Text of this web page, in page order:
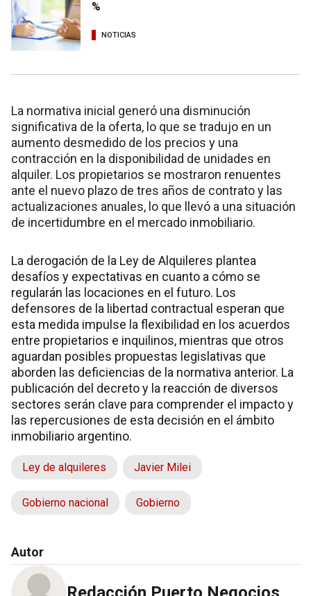
%
NOTICIAS
La normativa inicial generó una disminución
significativa de la oferta, lo que se tradujo en un
aumento desmedido de los precios y una
contracción en la disponibilidad de unidades en
alquiler. Los propietarios se mostraron renuentes
ante el nuevo plazo de tres años de contrato y las
actualizaciones anuales, lo que llevó a una situación
de incertidumbre en el mercado inmobiliario.
La derogación de la Ley de Alquileres plantea
desafíos y expectativas en cuanto a cómo se
regularán las locaciones en el futuro. Los
defensores de la libertad contractual esperan que
esta medida impulse la flexibilidad en los acuerdos
entre propietarios e inquilinos, mientras que otros
aguardan posibles propuestas legislativas que
aborden las deficiencias de la normativa anterior. La
publicación del decreto y la reacción de diversos
sectores serán clave para comprender el impacto y
las repercusiones de esta decisión en el ámbito
inmobiliario argentino.
Ley de alquileres Javier Milei
Gobierno nacional Gobierno
Autor